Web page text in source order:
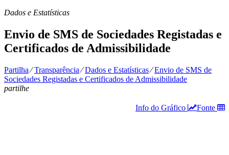
Dados e Estatísticas
Envio de SMS de Sociedades Registadas e
Certificados de Admissibilidade
Partilha⁄Transparência⁄Dados e Estatísticas⁄Envio de SMS de
Sociedades Registadas e Certificados de Admissibilidade
partilhe
Fonte
Info do Gráfico